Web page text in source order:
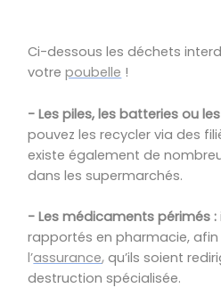
Ci-dessous les déchets
votre poubelle !
- Les piles, les batteries ou
pouvez les recycler via des
existe également de
dans les supermarchés.
- Les médicaments périmés :
rapportés en pharmacie,
l’assurance, qu’ils soient
destruction spécialisée.